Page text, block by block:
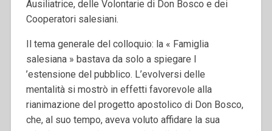
Ausiliatrice, delle Volontarie di Don Bosco e dei
Cooperatori salesiani.
Il tema generale del colloquio: la « Famiglia
salesiana » bastava da solo a spiegare l
’estensione del pubblico. L’evolversi delle
mentalità si mostrò in effetti favorevole alla
rianimazione del progetto apostolico di Don Bosco,
che, al suo tempo, aveva voluto affidare la sua